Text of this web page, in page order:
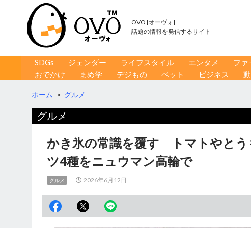
OVO [オーヴォ]
話題の情報を発信するサイト
コンテンツへ移動
SDGs ジェンダー ライフスタイル エンタメ ファ
おでかけ
まめ学 デジもの ペット ビジネス
ホーム > グルメ
グルメ
かき氷の常識を覆す トマトやとう
ツ4種をニュウマン高輪で
グルメ 2026年6月12日